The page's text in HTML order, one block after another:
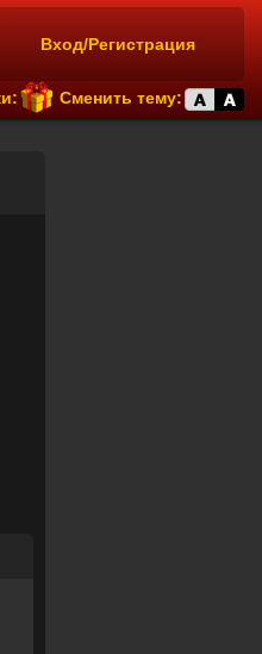
Вход/Регистрация
Сменить тему: